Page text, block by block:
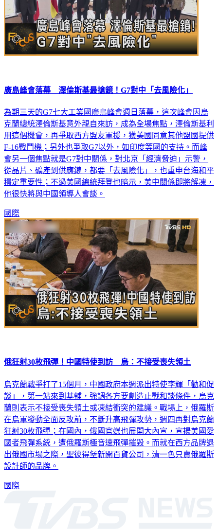
廣島峰會落幕 澤倫斯基最搶鏡！G7對中「去風險化」
為期三天的G7七大工業國廣島峰會週日落幕，這次峰會因烏
克蘭總統澤倫斯基意外親自來訪，成為全場焦點，澤倫斯基利
用這個機會，再爭取西方盟友軍援，獲美國同意其他盟國提供
F-16戰鬥機；另外也爭取G7以外，如印度等國的支持。而峰
會另一個焦點就是G7對中關係，對北京「經濟脅迫」示警，
從晶片、礦產到供應鏈，都要「去風險化」，也重申台海和平
穩定重要性；不過美國總統拜登也暗示，美中關係即將解凍，
他很快將與中國領導人會談。
國際
俄狂射30枚飛彈！中國特使到訪 烏：不接受喪失領土
烏克蘭戰爭打了15個月，中國政府本週派出特使李輝「勸和促
談」，第一站來到基輔，強調各方要創造止戰和談條件，烏克
蘭則表示不接受喪失領土或凍結衝突的建議。戰場上，俄羅斯
在烏軍發動全面反攻前，不斷升高飛彈攻勢，週四再對烏克蘭
狂射30枚飛彈；在國內，俄國官媒也展開大內宣，宣揚美國愛
國者飛彈系統，遭俄羅斯極音速飛彈摧毀。而就在西方品牌退
出俄國市場之際，聖彼得堡新開百貨公司，清一色只賣俄羅斯
設計師的品牌。
國際